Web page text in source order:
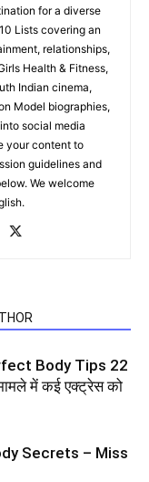
for a diverse
Lists covering an
relationships,
Health & Fitness,
Indian cinema,
Model biographies,
social media
your content to
guidelines and
We welcome
Body Tips 22
में कई एक्ट्रेस को
Secrets – Miss